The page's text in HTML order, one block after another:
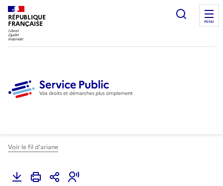
RÉPUBLIQUE
FRANÇAISE
Ouvrir
MENU
Voir le fil d'ariane